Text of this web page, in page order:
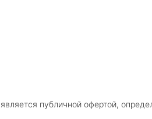
публичной офертой,